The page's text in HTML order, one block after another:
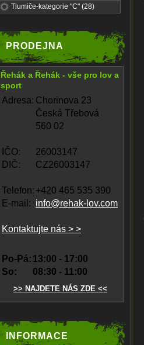
Tlumiče-kategorie "C" (28)
PRODEJNA
Řehák a Řehák - vše pro lov a
sport
Adresa: Chorinova 23
Česká Třebová
560 02
IČO:
26003147
DIČ:
CZ26003147
Telefon: +420 465 535 390
E-mail: info@rehak-lov.com
Kontaktujte nás > >
Po-Pá: 13:00 - 17:00
So:
08:30 - 11:00
>> NAJDETE NÁS ZDE <<
INFORMACE